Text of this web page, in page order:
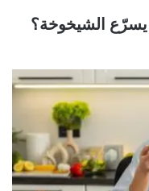
يسرّع الشيخوخة؟